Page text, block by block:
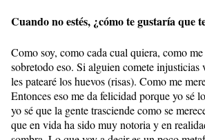
Cuando no estés, ¿cómo te gustaría que
Como soy, como cada cual quiera, como
sobretodo eso. Si alguien comete injusticias
les patearé los huevos (risas). Como me
Entonces eso me da felicidad porque yo sé
yo sé que la gente trasciende como se
que en vida ha sido muy notoria y en